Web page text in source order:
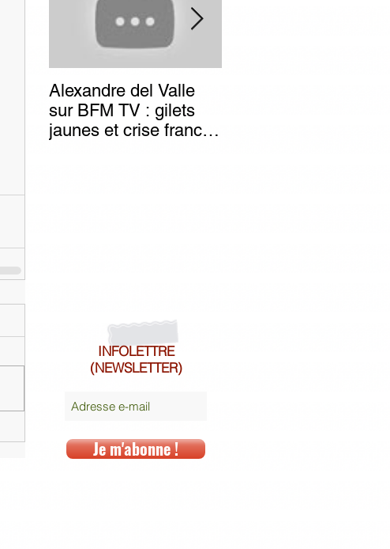
Alexandre del Valle
sur BFM TV : gilets
jaunes et crise franco-
INFOLETTRE
(NEWSLETTER)
Je m'abonne !